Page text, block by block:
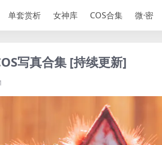
单套赏析 女神库 COS合集 微·密
写真合集 [持续更新]